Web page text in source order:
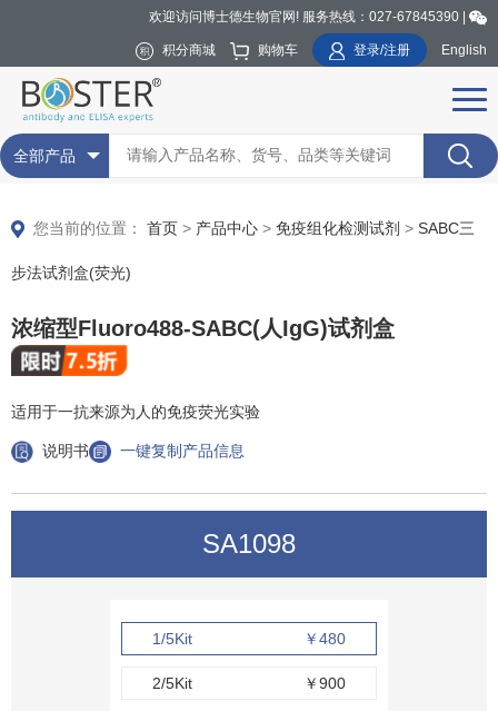
欢迎访问博士德生物官网! 服务热线：027-67845390 |
积分商城 购物车 登录/注册 English
全部产品
您当前的位置： 首页 > 产品中心 > 免疫组化检测试剂 > SABC三
步法试剂盒(荧光)
浓缩型Fluoro488-SABC(人IgG)试剂盒
适用于一抗来源为人的免疫荧光实验
说明书 一键复制产品信息
SA1098
1/5Kit ￥480
2/5Kit ￥900